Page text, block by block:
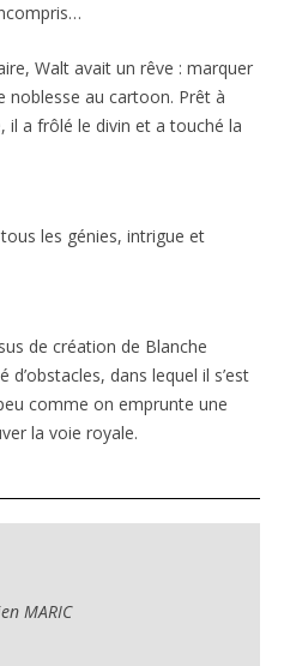
Walt avait un rêve : marquer
noblesse au cartoon. Prêt à
a frôlé le divin et a touché la
les génies, intrigue et
de création de Blanche
dans lequel il s’est
comme on emprunte une
la voie royale.
MARIC